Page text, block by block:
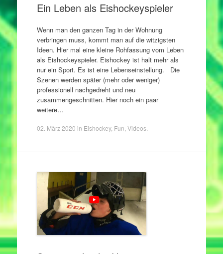
Ein Leben als Eishockeyspieler
Wenn man den ganzen Tag in der Wohnung
verbringen muss, kommt man auf die witzigsten
Ideen. Hier mal eine kleine Rohfassung vom Leben
als Eishockeyspieler. Eishockey ist halt mehr als
nur ein Sport. Es ist eine Lebenseinstellung. Die
Szenen werden später (mehr oder weniger)
professionell nachgedreht und neu
zusammengeschnitten. Hier noch ein paar
weitere…
02. März 2020 in Eishockey, Fun Videos.